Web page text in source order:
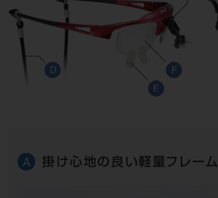
A 掛け心地の良い軽量フレーム